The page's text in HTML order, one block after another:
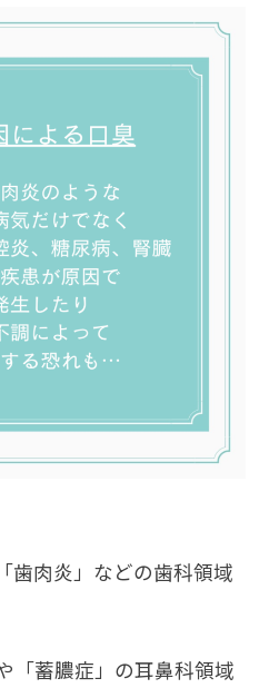
歯肉炎」などの歯科領域
「蓄膿症」の耳鼻科領域